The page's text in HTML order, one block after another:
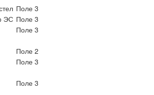
Поле 3
ЭС Поле 3
Поле 3
Поле 2
Поле 3
Поле 3